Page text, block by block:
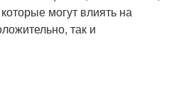
могут влиять на
так и